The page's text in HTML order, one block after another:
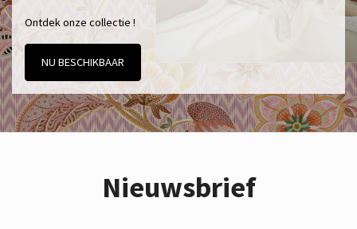
Ontdek onze collectie !
NU BESCHIKBAAR
Nieuwsbrief